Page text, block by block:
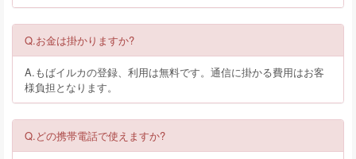
Q.お金は掛かりますか?
A.もばイルカの登録、利用は無料です。通信に掛かる費用はお客
様負担となります。
Q.どの携帯電話で使えますか?